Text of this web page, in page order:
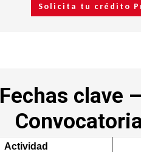
Solicita tu crédito
Fechas clave
Actividad